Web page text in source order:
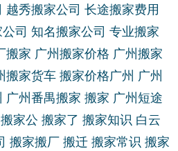
越秀搬家公司 长途搬家费用
司 知名搬家公司 专业搬家
搬家 广州搬家价格 广州搬家
搬家货车 搬家价格广州 广州
广州番禺搬家 搬家 广州短途
搬家公 搬家了 搬家知识 白云
搬家搬厂 搬迁 搬家常识 搬家